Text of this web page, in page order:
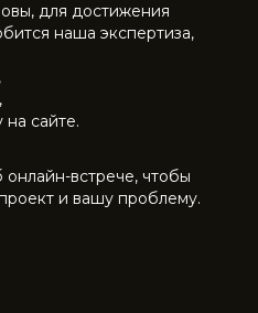
для достижения
наша экспертиза,
,
,
сайте.
встрече, чтобы
и вашу проблему.